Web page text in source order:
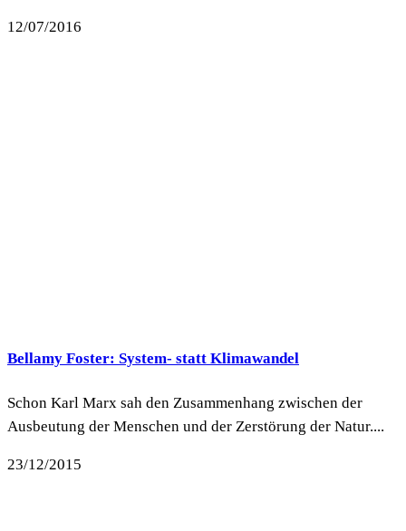
12/07/2016
Bellamy Foster: System- statt Klimawandel
Schon Karl Marx sah den Zusammenhang zwischen der
Ausbeutung der Menschen und der Zerstörung der Natur....
23/12/2015